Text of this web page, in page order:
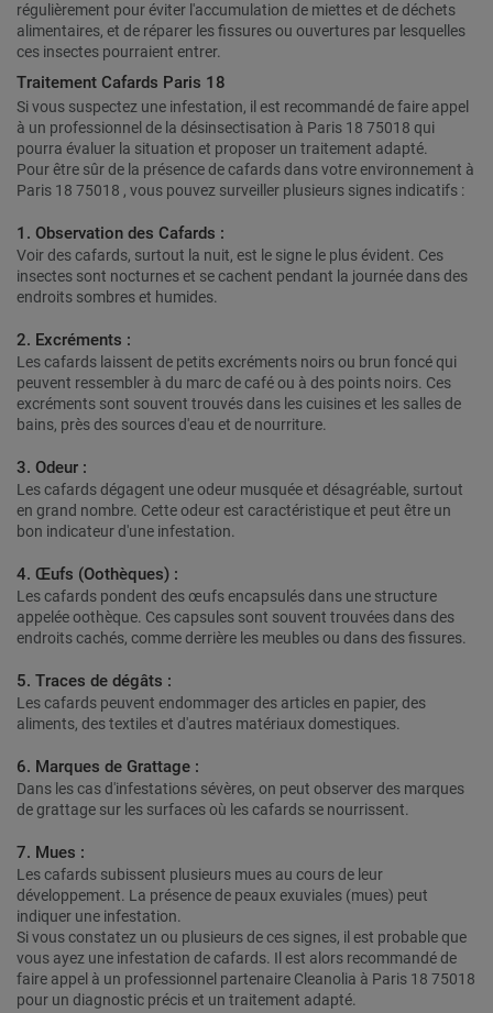
régulièrement pour éviter l'accumulation de miettes et de déchets
alimentaires, et de réparer les fissures ou ouvertures par lesquelles
ces insectes pourraient entrer.
Traitement Cafards Paris 18
Si vous suspectez une infestation, il est recommandé de faire appel
à un professionnel de la désinsectisation à Paris 18 75018 qui
pourra évaluer la situation et proposer un traitement adapté.
Pour être sûr de la présence de cafards dans votre environnement à
Paris 18 75018 , vous pouvez surveiller plusieurs signes indicatifs :
1. Observation des Cafards :
Voir des cafards, surtout la nuit, est le signe le plus évident. Ces
insectes sont nocturnes et se cachent pendant la journée dans des
endroits sombres et humides.
2. Excréments :
Les cafards laissent de petits excréments noirs ou brun foncé qui
peuvent ressembler à du marc de café ou à des points noirs. Ces
excréments sont souvent trouvés dans les cuisines et les salles de
bains, près des sources d'eau et de nourriture.
3. Odeur :
Les cafards dégagent une odeur musquée et désagréable, surtout
en grand nombre. Cette odeur est caractéristique et peut être un
bon indicateur d'une infestation.
4. Œufs (Oothèques) :
Les cafards pondent des œufs encapsulés dans une structure
appelée oothèque. Ces capsules sont souvent trouvées dans des
endroits cachés, comme derrière les meubles ou dans des fissures.
5. Traces de dégâts :
Les cafards peuvent endommager des articles en papier, des
aliments, des textiles et d'autres matériaux domestiques.
6. Marques de Grattage :
Dans les cas d'infestations sévères, on peut observer des marques
de grattage sur les surfaces où les cafards se nourrissent.
7. Mues :
Les cafards subissent plusieurs mues au cours de leur
développement. La présence de peaux exuviales (mues) peut
indiquer une infestation.
Si vous constatez un ou plusieurs de ces signes, il est probable que
vous ayez une infestation de cafards. Il est alors recommandé de
faire appel à un professionnel partenaire Cleanolia à Paris 18 75018
pour un diagnostic précis et un traitement adapté.